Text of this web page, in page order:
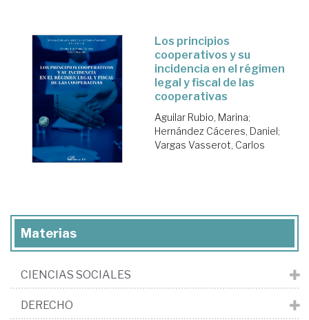
Los principios
cooperativos y su
incidencia en el régimen
legal y fiscal de las
cooperativas
Aguilar Rubio, Marina;
Hernández Cáceres, Daniel;
Vargas Vasserot, Carlos
Materias
CIENCIAS SOCIALES
DERECHO